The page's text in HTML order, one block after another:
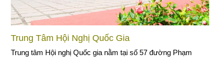
Trung Tâm Hội Nghị Quốc Gia
Trung tâm Hội nghị Quốc gia nằm tại số 57 đường Phạm